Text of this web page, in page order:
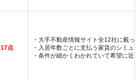
17点
・大手不動産情報サイト全12社に載っ
・入居年数ごとに支払う家賃のシミュ
・条件が細かくわかれていて希望に近